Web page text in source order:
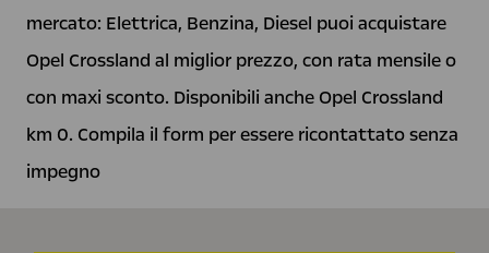
mercato: Elettrica, Benzina, Diesel puoi acquistare
Opel Crossland al miglior prezzo, con rata mensile o
con maxi sconto. Disponibili anche Opel Crossland
km 0. Compila il form per essere ricontattato senza
impegno